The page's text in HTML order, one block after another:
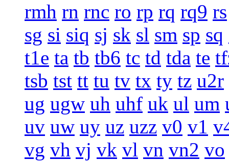
rmh rn rnc ro rp rq rq9 rs
sg si siq sj sk sl sm sp sq
t1e ta tb tb6 tc td tda te
tsb tst tt tu tv tx ty tz u2r
ug ugw uh uhf uk ul um
uv uw uy uz uzz v0 v1
vg vh vj vk vl vn vn2 vo